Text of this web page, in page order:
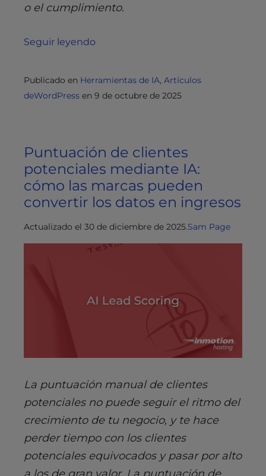
o el cumplimiento.
Seguir leyendo
Publicado en Herramientas de IA, Artículos
deWordPress en 9 de octubre de 2025
Puntuación de clientes
potenciales mediante IA:
cómo las marcas pueden
convertir los datos en ingresos
Actualizado el 30 de diciembre de 2025.Sam Page
La puntuación manual de clientes
potenciales no puede seguir el ritmo del
crecimiento de tu negocio, y te hace
perder tiempo con los clientes
potenciales equivocados y pasar por alto